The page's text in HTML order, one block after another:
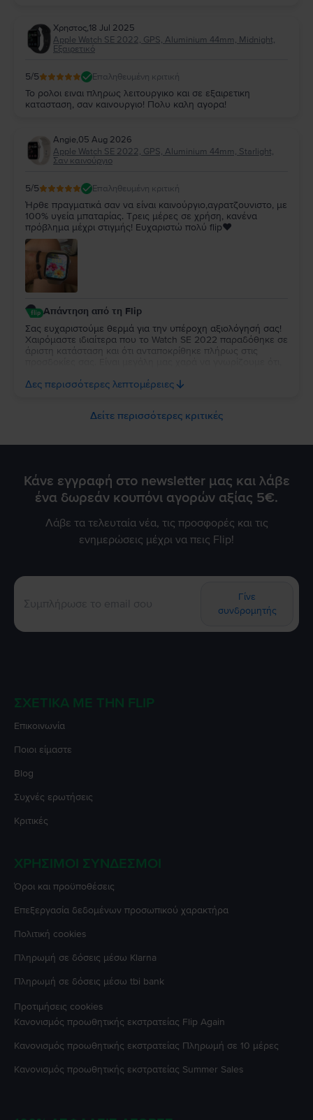
Χρηστος,18 Jul 2025
Apple Watch SE 2022, GPS, Aluminium 44mm, Midnight,
Εξαιρετικό
5/5 Επαληθευμένη κριτική
Το ρολοι ειναι πληρως λειτουργικο και σε εξαιρετικη
κατασταση, σαν καινουργιο! Πολυ καλη αγορα!
Angie,05 Aug 2026
Apple Watch SE 2022, GPS, Aluminium 44mm, Starlight,
Σαν καινούργιο
5/5 Επαληθευμένη κριτική
Ήρθε πραγματικά σαν να είναι καινούργιο,αγρατζουνιστο, με
100% υγεία μπαταρίας. Τρεις μέρες σε χρήση, κανένα
πρόβλημα μέχρι στιγμής! Ευχαριστώ πολύ flip❤️
Απάντηση από τη Flip
Σας ευχαριστούμε θερμά για την υπέροχη αξιολόγησή σας!
Χαιρόμαστε ιδιαίτερα που το Watch SE 2022 παραδόθηκε σε
άριστη κατάσταση και ότι ανταποκρίθηκε πλήρως στις
απολαύσετε τη νέα σας συσκευή για πολλά χρόνια!
Δες περισσότερες λεπτομέρειες
Δείτε περισσότερες κριτικές
Κάνε εγγραφή στο newsletter μας και λάβε
ένα δωρεάν κουπόνι αγορών αξίας 5€.
Λάβε τα τελευταία νέα, τις προσφορές και τις
ενημερώσεις μέχρι να πεις Flip!
Γίνε
συνδρομητής
ΣΧΕΤΙΚΆ ΜΕ ΤΗΝ FLIP
Επικοινωνία
Ποιοι είμαστε
Blog
Συχνές ερωτήσεις
Κριτικές
ΧΡΉΣΙΜΟΙ ΣΎΝΔΕΣΜΟΙ
Όροι και προϋποθέσεις
Επεξεργασία δεδομένων προσωπικού χαρακτήρα
Πολιτική cookies
Πληρωμή σε δόσεις μέσω Klarna
Πληρωμή σε δόσεις μέσω tbi bank
Προτιμήσεις cookies
Κανονισμός προωθητικής εκστρατείας Flip Again
Κανονισμός προωθητικής εκστρατείας Πληρωμή σε 10 μέρες
Κανονισμός προωθητικής εκστρατείας Summer Sales